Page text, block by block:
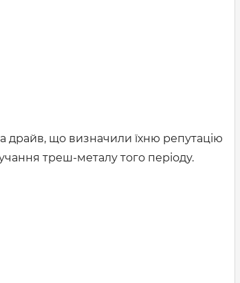
драйв, що визначили їхню репутацію
треш-металу того періоду.